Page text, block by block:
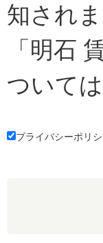
知されま
「明石
ついては
プライバシーポリ